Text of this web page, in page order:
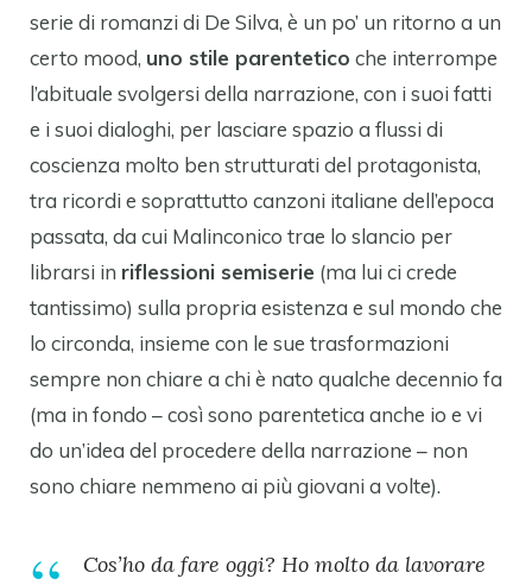
serie di romanzi di De Silva, è un po’ un ritorno a un
certo mood, uno stile parentetico che interrompe
l’abituale svolgersi della narrazione, con i suoi fatti
e i suoi dialoghi, per lasciare spazio a flussi di
coscienza molto ben strutturati del protagonista,
tra ricordi e soprattutto canzoni italiane dell’epoca
passata, da cui Malinconico trae lo slancio per
librarsi in riflessioni semiserie (ma lui ci crede
tantissimo) sulla propria esistenza e sul mondo che
lo circonda, insieme con le sue trasformazioni
sempre non chiare a chi è nato qualche decennio fa
(ma in fondo – così sono parentetica anche io e vi
do un’idea del procedere della narrazione – non
sono chiare nemmeno ai più giovani a volte).
Cos’ho da fare oggi? Ho molto da lavorare